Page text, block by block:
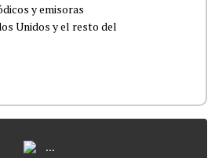
y emisoras
Unidos y el resto del
...